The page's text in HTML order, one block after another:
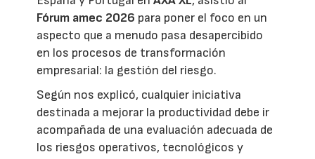
Fórum amec 2026 para poner el foco en un
aspecto que a menudo pasa desapercibido
en los procesos de transformación
empresarial: la gestión del riesgo.
Según nos explicó, cualquier iniciativa
destinada a mejorar la productividad debe ir
acompañada de una evaluación adecuada de
los riesgos operativos, tecnológicos y